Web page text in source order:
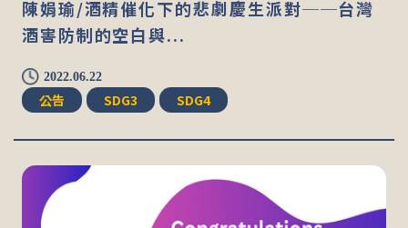
陳娟瑜/酒精催化下的悲劇慶生派對──台灣
酒害防制的空白與...
2022.06.22
公告 SDG3 SDG4